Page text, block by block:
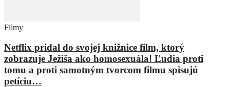
Filmy
Netflix pridal do svojej knižnice film, ktorý
zobrazuje Ježiša ako homosexuála! Ľudia proti
tomu a proti samotným tvorcom filmu spisujú
petíciu…